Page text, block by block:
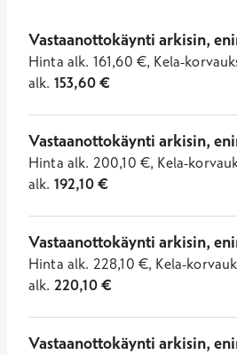
Vastaanottokäynti arkisin,
Hinta alk. 161,60 €, Kela-
alk. 153,60€
Vastaanottokäynti arkisin,
Hinta alk. 200,10 €, Kela-
alk. 192,10€
Vastaanottokäynti arkisin,
Hinta alk. 228,10 €, Kela-
alk. 220,10€
Vastaanottokäynti arkisin,